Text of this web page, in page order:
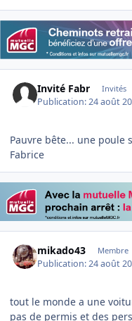
Invité Fabr Invités
Publication:24 août
Pauvre bête... une poule
Fabrice
mikado43 Membre
Publication:24 août
tout le monde a une
pas de permis et des